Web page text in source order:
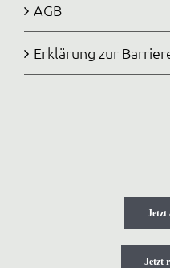
AGB
Erklärung zur
Jetzt
Jetzt